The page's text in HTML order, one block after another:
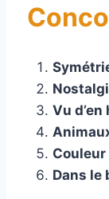
Vu d’en
Dans le